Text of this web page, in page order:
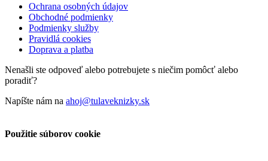
Ochrana osobných údajov
Obchodné podmienky
Podmienky služby
Pravidlá cookies
Doprava a platba
Nenašli ste odpoveď alebo potrebujete s niečim pomôcť alebo
poradiť?
Napíšte nám na ahoj@tulaveknizky.sk
Použitie súborov cookie